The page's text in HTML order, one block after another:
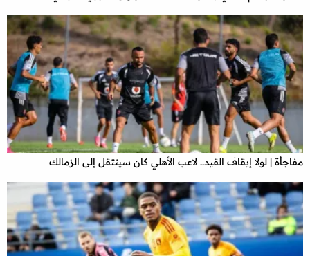
مفاجأة | لولا إيقاف القيد.. لاعب الأهلي كان سينتقل إلى الزمالك